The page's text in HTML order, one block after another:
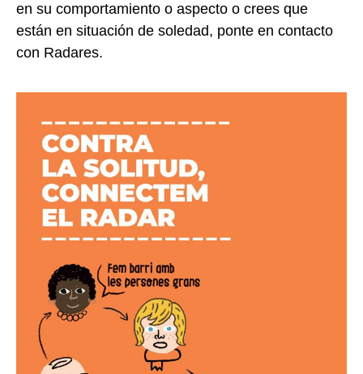
en su comportamiento o aspecto o crees que
están en situación de soledad, ponte en contacto
con Radares.